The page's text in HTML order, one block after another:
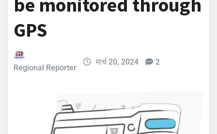
GPS
Regional Reporter
मार्च 20, 2024 2